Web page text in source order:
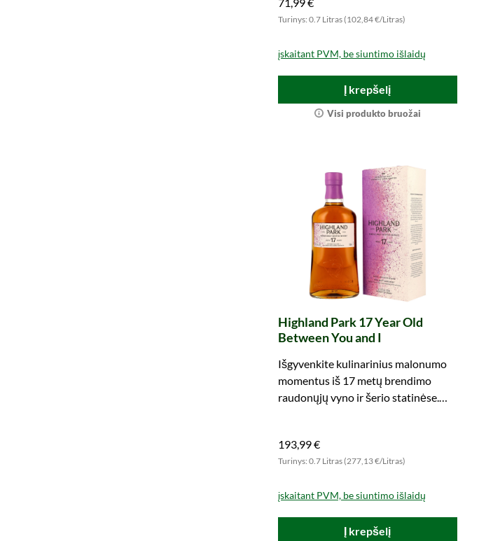
Turinys: 0.7 Litras (102,84 €/Litras)
įskaitant PVM, be siuntimo išlaidų
Į krepšelį
Visi produkto bruožai
Highland Park 17 Year Old
Between You and I
Išgyvenkite kulinarinius malonumo
momentus iš 17 metų brendimo
raudonųjų vyno ir šerio statinėse.
193,99 €
Turinys: 0.7 Litras (277,13 €/Litras)
įskaitant PVM, be siuntimo išlaidų
Į krepšelį